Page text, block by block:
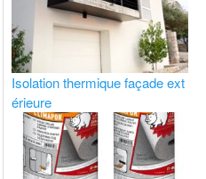
Isolation thermique façade ext
érieure